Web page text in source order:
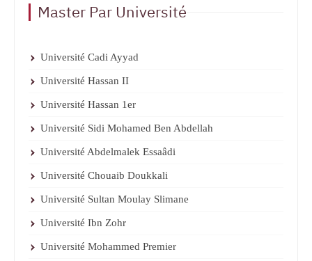
Master Par Université
Université Cadi Ayyad
Université Hassan II
Université Hassan 1er
Université Sidi Mohamed Ben Abdellah
Université Abdelmalek Essaâdi
Université Chouaib Doukkali
Université Sultan Moulay Slimane
Université Ibn Zohr
Université Mohammed Premier